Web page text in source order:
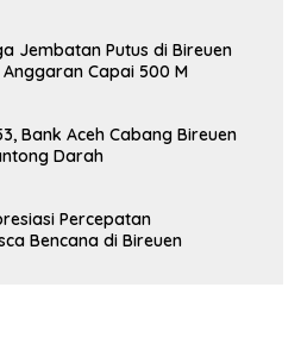
Jembatan Putus di Bireuen
Capai 500 M
Bank Aceh Cabang Bireuen
Darah
Percepatan
Bencana di Bireuen